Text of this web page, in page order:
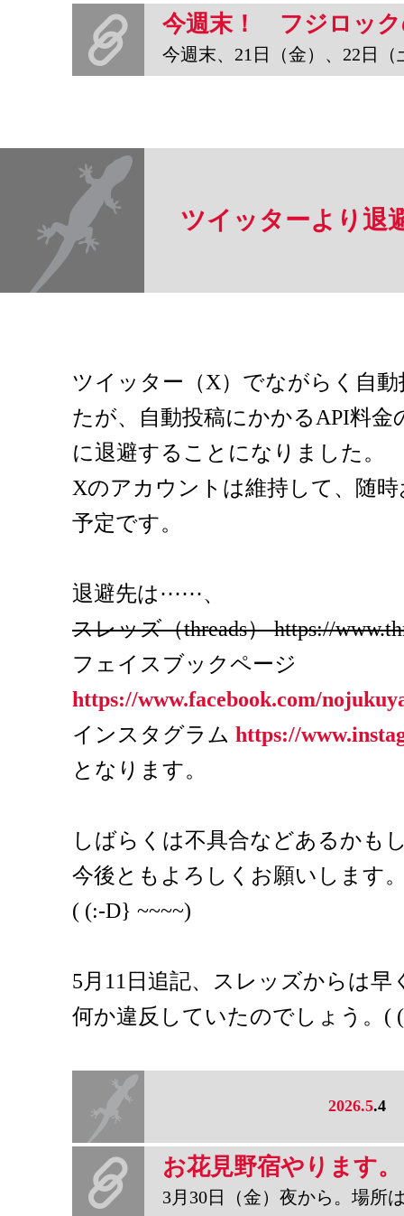
今週末、21日（金）、22日（土）、23日（日）、野宿の祭典
ツイッターより退
ツイッター（X）でながらく自
たが、自動投稿にかかるAPI料金
に退避することになりました。
Xのアカウントは維持して、随
予定です。
退避先は⋯⋯、
スレッズ（threads） https://
フェイスブックページ
https://www.facebook.com/
インスタグラム https://
となります。
しばらくは不具合などあるかも
今後ともよろしくお願いします
( (:-D} ~~~~)
5月11日追記、スレッズからは
何か違反していたのでしょう。(
2026.5.4
お花見野宿やります。
3月30日（金）夜から。場所は多摩川六郷橋緑地。